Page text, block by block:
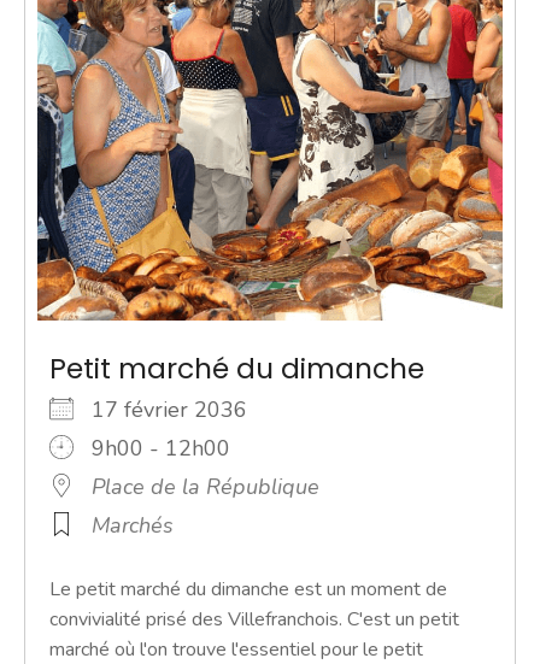
Petit marché du dimanche
17 février 2036
9h00 - 12h00
Place de la République
Marchés
Le petit marché du dimanche est un moment de
convivialité prisé des Villefranchois. C'est un petit
marché où l'on trouve l'essentiel pour le petit